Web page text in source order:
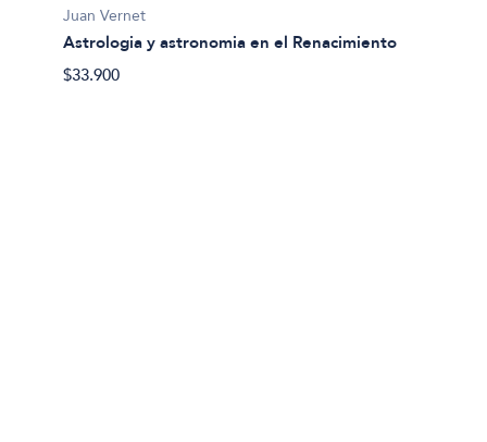
Juan Vernet
Astrologia y astronomia en el Renacimiento
$33.900